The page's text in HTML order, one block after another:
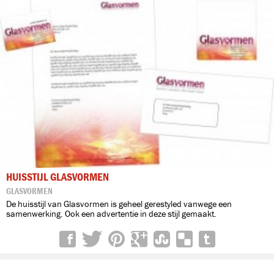
HUISSTIJL GLASVORMEN
GLASVORMEN
De huisstijl van Glasvormen is geheel gerestyled vanwege een
samenwerking. Ook een advertentie in deze stijl gemaakt.